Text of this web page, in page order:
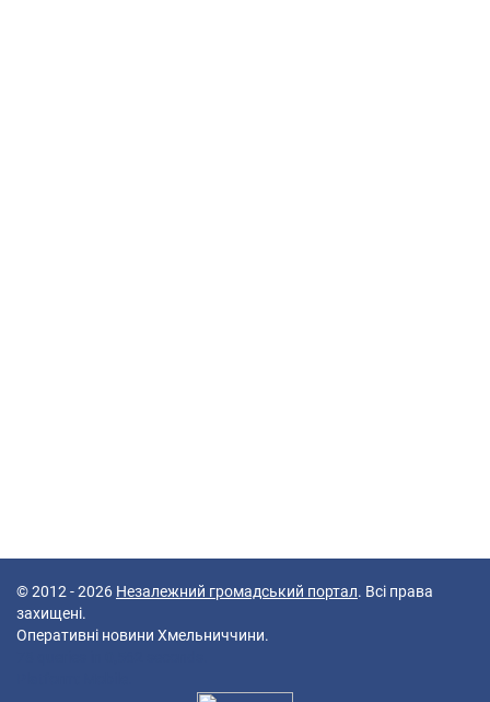
© 2012 - 2026 Незалежний громадський портал. Всі права
захищені.
Оперативні новини Хмельниччини.